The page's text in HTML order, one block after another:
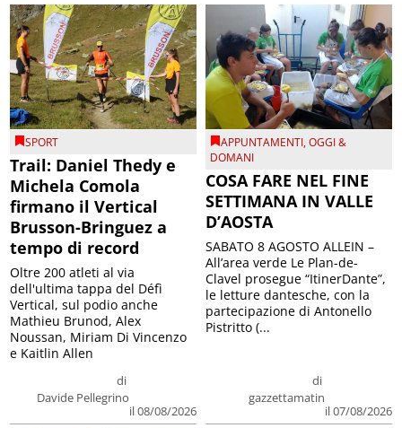
SPORT
Trail: Daniel Thedy e
Michela Comola
firmano il Vertical
Brusson-Bringuez a
tempo di record
di
Davide Pellegrino
il 08/08/2026
Oltre 200 atleti al via
dell'ultima tappa del Défì
Vertical, sul podio anche
Mathieu Brunod, Alex
Noussan, Miriam Di Vincenzo
e Kaitlin Allen
APPUNTAMENTI,OGGI &
DOMANI
COSA FARE NEL FINE
SETTIMANA IN VALLE
D’AOSTA
di
gazzettamatin
il 07/08/2026
SABATO 8 AGOSTO ALLEIN –
All’area verde Le Plan-de-
Clavel prosegue “ItinerDante”,
le letture dantesche, con la
partecipazione di Antonello
Pistritto (...